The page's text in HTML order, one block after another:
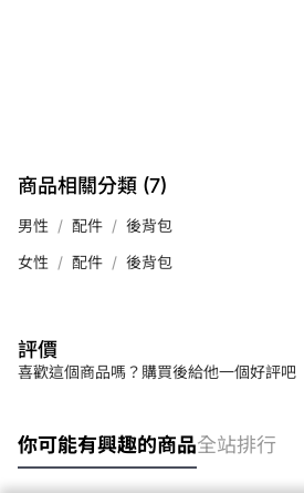
商品相關分類 (7)
男性 配件
後背包
女性
配件 後背包
評價
喜歡這個商品嗎？購買後給他一個好評吧
你可能有興趣的商品全站排行